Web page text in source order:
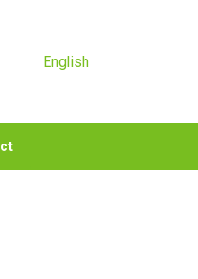
English